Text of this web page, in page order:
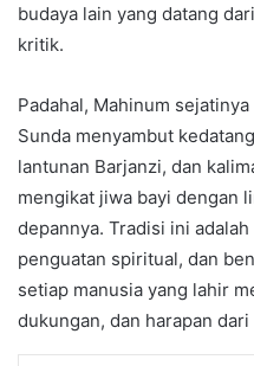
budaya lain yang datang
kritik.
Padahal, Mahinum
Sunda menyambut
lantunan Barjanzi, dan
mengikat jiwa bayi dengan
depannya. Tradisi ini
penguatan spiritual, dan
setiap manusia yang lahir
dukungan, dan harapan